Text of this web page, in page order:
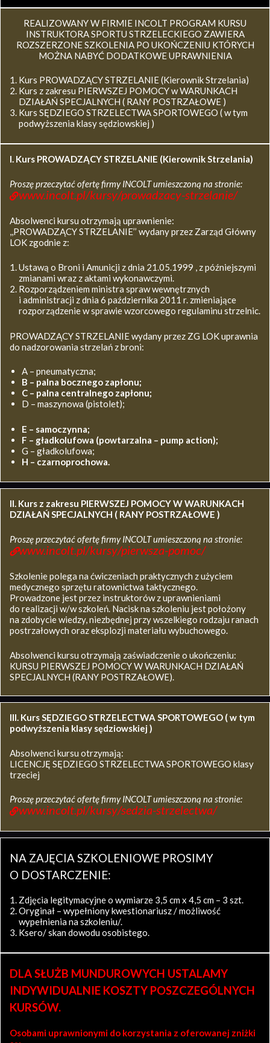
REALIZOWANY W FIRMIE INCOLT PROGRAM KURSU
INSTRUKTORA SPORTU STRZELECKIEGO ZAWIERA
ROZSZERZONE SZKOLENIA PO UKOŃCZENIU KTÓRYCH
MOŻNA NABYĆ DODATKOWE UPRAWNIENIA
Kurs PROWADZĄCY STRZELANIE (Kierownik Strzelania)
Kurs z zakresu PIERWSZEJ POMOCY w WARUNKACH
DZIAŁAŃ SPECJALNYCH ( RANY POSTRZAŁOWE )
Kurs SĘDZIEGO STRZELECTWA SPORTOWEGO ( w tym
podwyższenia klasy sędziowskiej )
I. Kurs PROWADZĄCY STRZELANIE (Kierownik Strzelania)
Proszę przeczytać ofertę firmy INCOLT umieszczoną na stronie:
www.incolt.pl/kursy/prowadzacy-strzelanie/
Absolwenci kursu otrzymają uprawnienie:
,,PROWADZĄCY STRZELANIE’’ wydany przez Zarząd Główny
LOK zgodnie z:
Ustawą o Broni i Amunicji z dnia 21.05.1999 , z późniejszymi
zmianami wraz z aktami wykonawczymi.
Rozporządzeniem ministra spraw wewnętrznych
i administracji z dnia 6 października 2011 r. zmieniające
rozporządzenie w sprawie wzorcowego regulaminu strzelnic.
PROWADZĄCY STRZELANIE wydany przez ZG LOK uprawnia
do nadzorowania strzelań z broni:
A – pneumatyczna;
B – palna bocznego zapłonu;
C – palna centralnego zapłonu;
D – maszynowa (pistolet);
E – samoczynna;
F – gładkolufowa (powtarzalna – pump action);
G – gładkolufowa;
H – czarnoprochowa.
II. Kurs z zakresu PIERWSZEJ POMOCY W WARUNKACH
DZIAŁAŃ SPECJALNYCH ( RANY POSTRZAŁOWE )
Proszę przeczytać ofertę firmy INCOLT umieszczoną na stronie:
www.incolt.pl/kursy/pierwsza-pomoc/
Szkolenie polega na ćwiczeniach praktycznych z użyciem
medycznego sprzętu ratownictwa taktycznego.
Prowadzone jest przez instruktorów z uprawnieniami
do realizacji w/w szkoleń. Nacisk na szkoleniu jest położony
na zdobycie wiedzy, niezbędnej przy wszelkiego rodzaju ranach
postrzałowych oraz eksplozji materiału wybuchowego.
Absolwenci kursu otrzymają zaświadczenie o ukończeniu:
KURSU PIERWSZEJ POMOCY W WARUNKACH DZIAŁAŃ
SPECJALNYCH (RANY POSTRZAŁOWE).
III. Kurs SĘDZIEGO STRZELECTWA SPORTOWEGO ( w tym
podwyższenia klasy sędziowskiej )
Absolwenci kursu otrzymają:
LICENCJĘ SĘDZIEGO STRZELECTWA SPORTOWEGO klasy
trzeciej
Proszę przeczytać ofertę firmy INCOLT umieszczoną na stronie:
www.incolt.pl/kursy/sedzia-strzelectwa/
NA ZAJĘCIA SZKOLENIOWE PROSIMY
O DOSTARCZENIE:
Zdjęcia legitymacyjne o wymiarze 3,5 cm x 4,5 cm – 3 szt.
Oryginał – wypełniony kwestionariusz / możliwość
wypełnienia na szkoleniu/.
Ksero/ skan dowodu osobistego.
DLA SŁUŻB MUNDUROWYCH USTALAMY
INDYWIDUALNIE KOSZTY POSZCZEGÓLNYCH
KURSÓW.
Osobami uprawnionymi do korzystania z oferowanej zniżki